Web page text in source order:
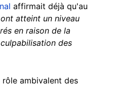
affirmait déjà qu'au
atteint un niveau
en raison de la
des
ambivalent des